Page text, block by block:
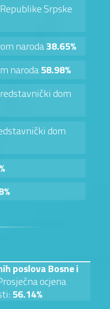
Srpske
naroda38.65%
naroda58.98%
dom
dom
poslova Bosne i
ocjena
56.14%